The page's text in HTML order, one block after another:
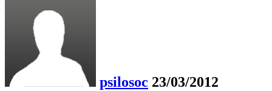
psilosoc 23/03/2012